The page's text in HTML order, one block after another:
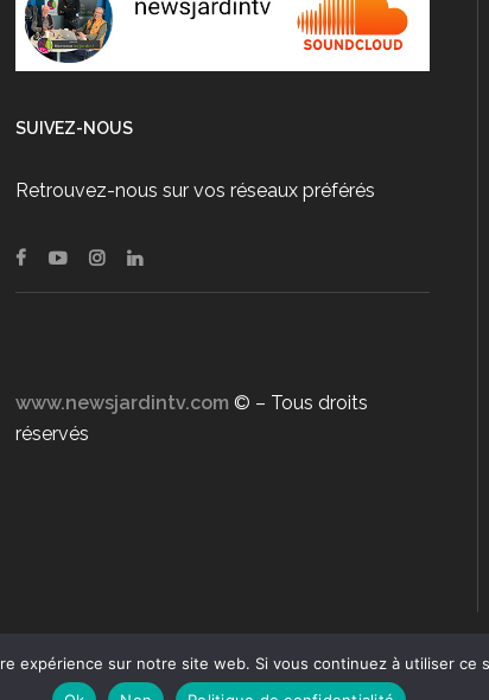
SUIVEZ-NOUS
Retrouvez-nous sur vos réseaux préférés
www.newsjardintv.com © – Tous droits
réservés
expérience sur notre site web. Si vous continuez à utiliser